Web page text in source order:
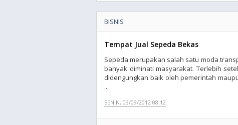
BISNIS
Tempat Jual Sepeda Bekas
Sepeda merupakan salah satu moda
banyak diminati masyarakat. Terlebih
didengungkan baik oleh pemerintah
..
SENIN, 03/09/2012 08:12